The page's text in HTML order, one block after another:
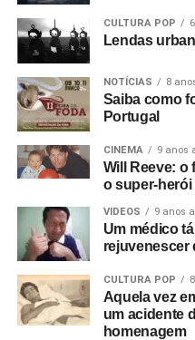
Foto: Reprodução
filmando em 8mm.
E começamos um filme
The Panik na última noite
escuro e a filmagem ficou
lado. Aí o Rob me ligou e
uma banda nova chamada
queria ir vê-los no The
Fui vê-los no antigo
absolutamente incríveis;
com eles naquele instante.
de discos local e contei a
em Altrincham, onde eu
1963-64, e disse que ele
CULTURA POP
Lendas
NOTÍCIAS 8
Saiba como
Portugal
CINEMA 9 anos
Will Reeve: o
o super-herói
VIDEOS 9 anos
Um médico
rejuvenescer
CULTURA POP
Aquela vez
um acidente
homenagem